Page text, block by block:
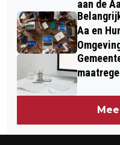
aan de Aa
Aa en